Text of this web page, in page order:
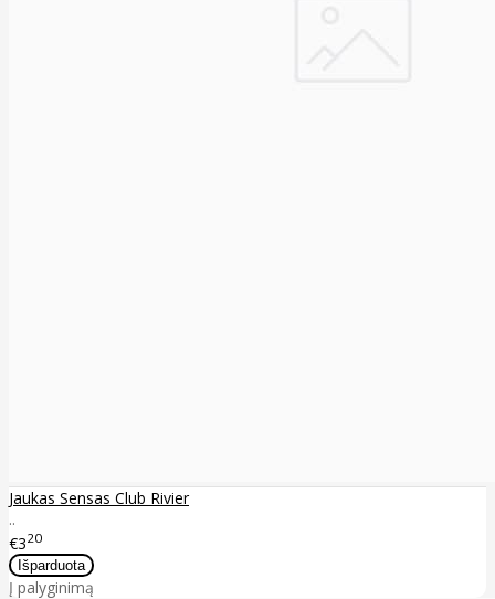
Jaukas Sensas Club Rivier
..
€320
Į palyginimą